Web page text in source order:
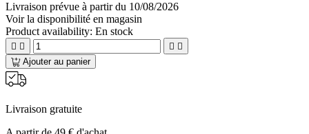
Livraison prévue à partir du 10/08/2026
Voir la disponibilité en magasin
Product availability: En stock
   
Ajouter au panier
Livraison gratuite